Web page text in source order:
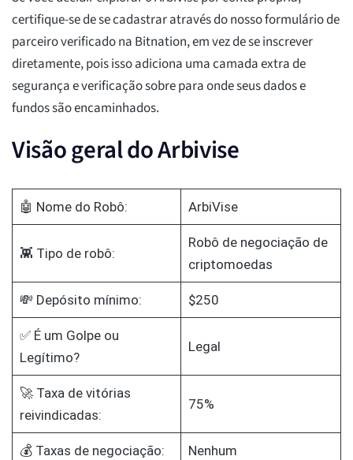
certifique-se de se cadastrar através do nosso formulário de
parceiro verificado na Bitnation, em vez de se inscrever
diretamente, pois isso adiciona uma camada extra de
segurança e verificação sobre para onde seus dados e
fundos são encaminhados.
Visão geral do Arbivise
🤖 Nome do Robô: ArbiVise
👾 Tipo de robô:
Robô de negociação de
criptomoedas
💸 Depósito mínimo: $250
✅ É um Golpe ou
Legítimo?
Legal
🚀 Taxa de vitórias
reivindicadas:
75%
💰 Taxas de negociação: Nenhum